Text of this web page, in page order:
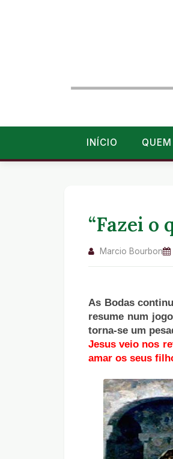
INÍCIO
“Fazei o
Marcio Bourbon
As Bodas
resume num
torna-se um
Jesus veio nos
amar os seus